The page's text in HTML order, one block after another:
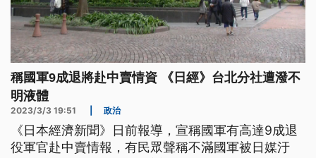
稱國軍9成退將赴中賣情資 《日經》台北分社遭潑不
明液體
2023/3/3 19:51 政治
《日本經濟新聞》日前報導，宣稱國軍有高達9成退
役軍官赴中賣情報，有民眾聲稱不滿國軍被日媒汙